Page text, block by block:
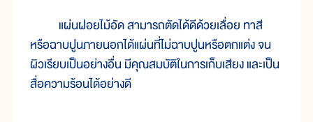
แผ่นฝอยไม้อัด สามารถตัดได้ดีด้วยเลื่อย ทาสี
หรือฉาบปูนภายนอกได้แผ่นที่ไม่ฉาบปูนหรือตกแต่ง จน
ผิวเรียบเป็นอย่างอื่น มีคุณสมบัติในการเก็บเสียง และเป็น
สื่อความร้อนได้อย่างดี